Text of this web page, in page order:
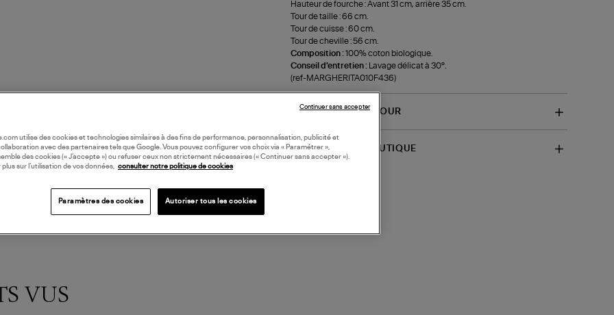
Hauteur de fourche : Avant 31 cm, arrière 35 cm.
Tour de taille : 66 cm.
Tour de cuisse : 60 cm.
Tour de cheville : 56 cm.
Composition :100% coton biologique.
Conseil d'entretien :
Lavage délicat à 30°.
(ref-MARGHERITA010F436)
LIVRAISON ET RETOUR
DISPONIBILITÉ BOUTIQUE
VUS
utilise des cookies et technologies similaires à des fins de performance, personnalisation, publicité et
avec des partenaires tels que Google. Vous pouvez configurer vos choix via « Paramétrer »,
des cookies (« J’accepte ») ou refuser ceux non strictement nécessaires (« Continuer sans accepter »).
plus sur l’utilisation de vos données, consulter notre politique de cookies
Paramètres des cookies Autoriser tous les cookies
Continuer sans accepter